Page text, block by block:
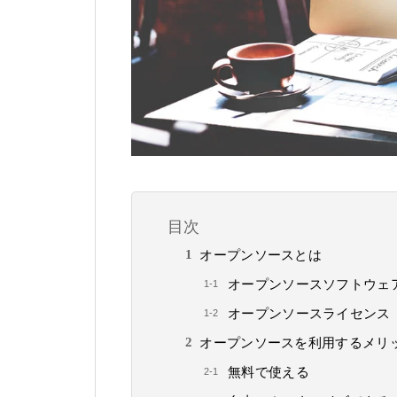
目次
オープンソースとは
オープンソースソフトウェ
オープンソースライセンス
オープンソースを利用するメリ
無料で使える